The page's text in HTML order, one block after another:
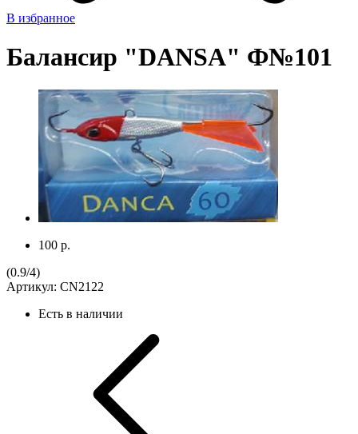
В избранное
Балансир "DANSA" Ф№101
100 р.
(0.9/4)
Артикул: CN2122
Есть в наличии